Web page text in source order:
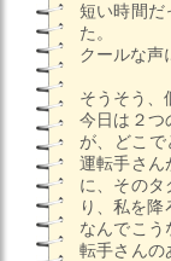
短い時間だ
た。
クールな声
そうそう、
今日は２つ
が、どこ
運転手さ
に、そのタ
り、私を
なんでこう
転手さんの